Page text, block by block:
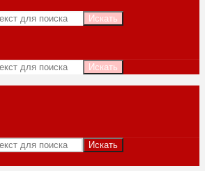
Искать
Искать
Искать